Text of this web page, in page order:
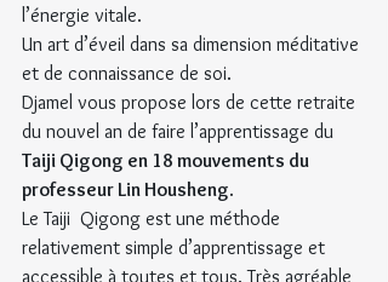
l’énergie vitale.
Un art d’éveil dans sa dimension méditative
et de connaissance de soi.
Djamel vous propose lors de cette retraite
du nouvel an de faire l’apprentissage du
Taiji Qigong en 18 mouvements du
professeur Lin Housheng.
Le Taiji  Qigong est une méthode
relativement simple d’apprentissage et
accessible à toutes et tous. Très agréable